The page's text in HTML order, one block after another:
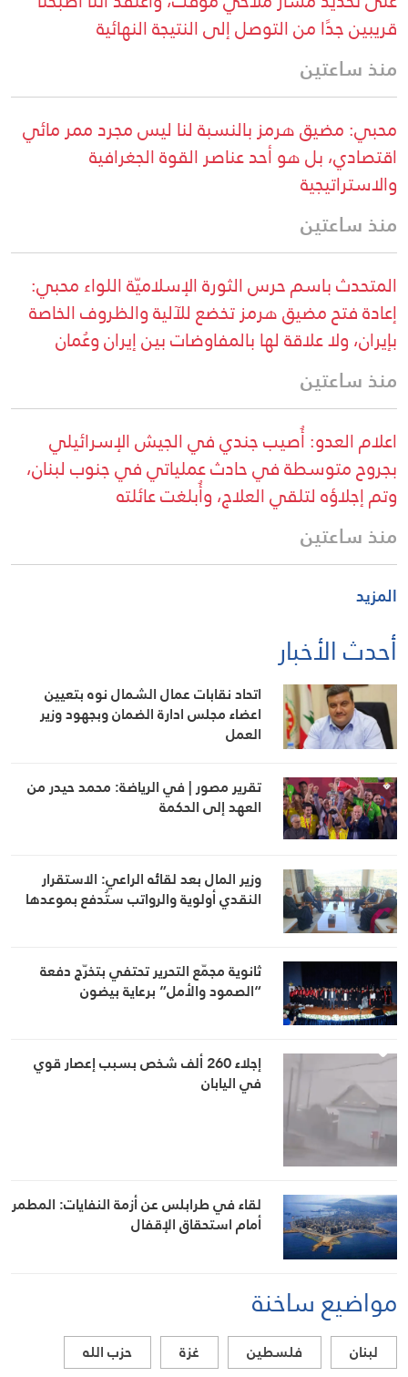
قريبين جدًا من التوصل إلى النتيجة النهائية
منذ ساعتين
محبي: مضيق هرمز بالنسبة لنا ليس مجرد ممر مائي
اقتصادي، بل هو أحد عناصر القوة الجغرافية
والاستراتيجية
منذ ساعتين
المتحدث باسم حرس الثورة الإسلاميّة اللواء محبي:
إعادة فتح مضيق هرمز تخضع للآلية والظروف الخاصة
بإيران، ولا علاقة لها بالمفاوضات بين إيران وعُمان
منذ ساعتين
اعلام العدو: أُصيب جندي في الجيش الإسرائيلي
بجروح متوسطة في حادث عملياتي في جنوب لبنان،
وتم إجلاؤه لتلقي العلاج، وأُبلغت عائلته
منذ ساعتين
المزيد
أحدث الأخبار
اتحاد نقابات عمال الشمال نوه بتعيين
اعضاء مجلس ادارة الضمان وبجهود وزير
العمل
تقرير مصور | في الرياضة: محمد حيدر من
العهد إلى الحكمة
وزير المال بعد لقائه الراعي: الاستقرار
النقدي أولوية والرواتب ستُدفع بموعدها
ثانوية مجمّع التحرير تحتفي بتخرّج دفعة
“الصمود والأمل” برعاية بيضون
إجلاء 260 ألف شخص بسبب إعصار قوي
في اليابان
لقاء في طرابلس عن أزمة النفايات: المطمر
أمام استحقاق الإقفال
مواضيع ساخنة
لبنان فلسطين غزة
حزب الله